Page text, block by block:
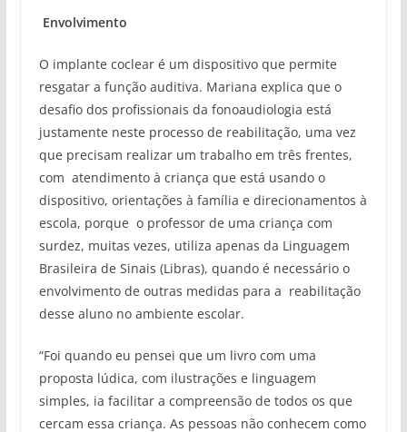
Envolvimento
O implante coclear é um dispositivo que permite
resgatar a função auditiva. Mariana explica que o
desafio dos profissionais da fonoaudiologia está
justamente neste processo de reabilitação, uma vez
que precisam realizar um trabalho em três frentes,
com atendimento à criança que está usando o
dispositivo, orientações à família e direcionamentos à
escola, porque o professor de uma criança com
surdez, muitas vezes, utiliza apenas da Linguagem
Brasileira de Sinais (Libras), quando é necessário o
envolvimento de outras medidas para a reabilitação
desse aluno no ambiente escolar.
“Foi quando eu pensei que um livro com uma
proposta lúdica, com ilustrações e linguagem
simples, ia facilitar a compreensão de todos os que
cercam essa criança. As pessoas não conhecem como